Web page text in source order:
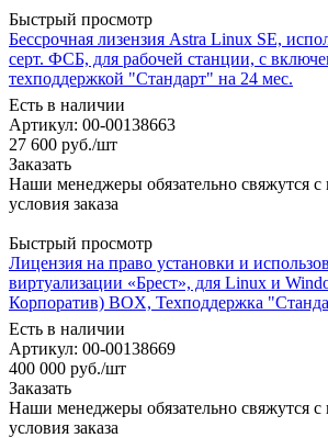
Быстрый просмотр
Бессрочная лизензия Astra Linux SE,
серт. ФСБ, для рабочей станции, с
техподдержкой "Стандарт" на 24 мес.
Есть в наличии
Артикул: 00-00138663
27 600 руб./шт
Заказать
Наши менеджеры обязательно свяжутся с
условия заказа
Быстрый просмотр
Лицензия на право установки и
виртуализации «Брест», для Linux и
Корпоратив) BOX, Техподдержка
Есть в наличии
Артикул: 00-00138669
400 000 руб./шт
Заказать
Наши менеджеры обязательно свяжутся с
условия заказа